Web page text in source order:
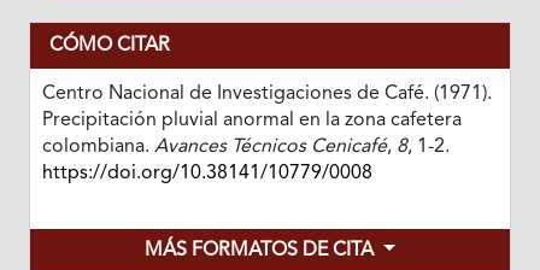
CÓMO CITAR
Centro Nacional de Investigaciones de Café. (1971).
Precipitación pluvial anormal en la zona cafetera
colombiana. Avances Técnicos Cenicafé, 8, 1-2.
https://doi.org/10.38141/10779/0008
MÁS FORMATOS DE CITA